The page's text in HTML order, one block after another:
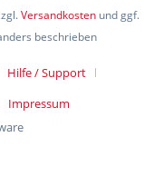
Versandkosten und ggf.
beschrieben
Hilfe / Support
Impressum